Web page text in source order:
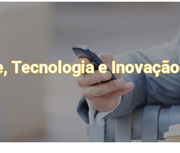
Tecnologia e Inovação